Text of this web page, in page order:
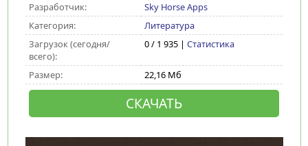
Разработчик:
Sky Horse Apps
Категория:
Литература
Загрузок (сегодня/
всего):
0 / 1 935 | Статистика
Размер: 22,16 Мб
СКАЧАТЬ